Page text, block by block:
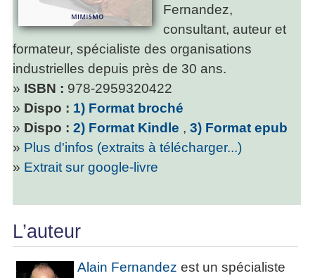
Fernandez,
consultant, auteur et
formateur, spécialiste des organisations
industrielles depuis près de 30 ans.
» ISBN : 978-2959320422
» Dispo : 1) Format broché
» Dispo : 2) Format Kindle , 3) Format epub
» Plus d'infos (extraits à télécharger...)
» Extrait sur google-livre
L’auteur
Alain Fernandez est un spécialiste